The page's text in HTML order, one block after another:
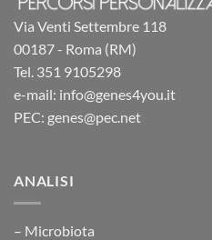
Via Venti Settembre 118
00187 - Roma (RM)
Tel. 351 9105298
e-mail: info@genes4you.it
PEC: genes@pec.net
ANALISI
– Microbiota